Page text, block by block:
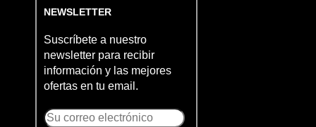
NEWSLETTER
Suscríbete a nuestro
newsletter para recibir
información y las mejores
ofertas en tu email.